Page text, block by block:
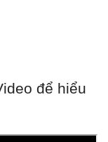
để hiểu